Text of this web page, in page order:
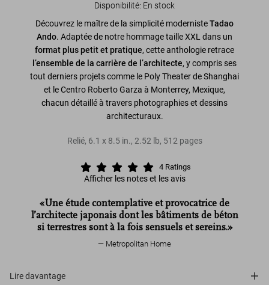
Disponibilité: En stock
Découvrez le maître de la simplicité modernisteTadao
Ando. Adaptée de notre hommage taille XXL dans un
format plus petit et pratique, cette anthologie retrace
l’ensemble de la carrière de l’architecte, y compris ses
tout derniers projets comme le Poly Theater de Shanghai
et le Centro Roberto Garza à Monterrey, Mexique,
chacun détaillé à travers photographies et dessins
architecturaux.
Relié, 6.1 x 8.5 in., 2.52 lb, 512 pages
4 Ratings
Afficher les notes et les avis
«Une étude contemplative et provocatrice de
l’architecte japonais dont les bâtiments de béton
si terrestres sont à la fois sensuels et sereins.»
Metropolitan Home
Lire davantage